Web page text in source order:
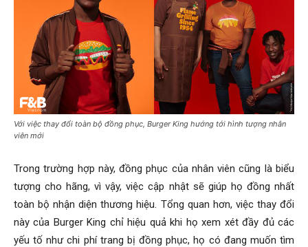
Với việc thay đổi toàn bộ đồng phục, Burger King hướng tới hình tượng nhân
viên mới
Trong trường hợp này, đồng phục của nhân viên cũng là biểu
tượng cho hãng, vì vậy, việc cập nhật sẽ giúp họ đồng nhất
toàn bộ nhận diện thương hiệu. Tổng quan hơn, việc thay đổi
này của Burger King chỉ hiệu quả khi họ xem xét đầy đủ các
yếu tố như chi phí trang bị đồng phục, họ có đang muốn tìm